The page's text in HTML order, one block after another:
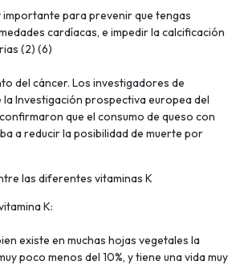
para prevenir que tengas
cardíacas, e impedir la calcificación
(2) (6)
del cáncer. Los investigadores de
la Investigación prospectiva europea del
que el consumo de queso con
a reducir la posibilidad de muerte por
las diferentes vitaminas K
K:
existe en muchas hojas vegetales la
poco menos del 10%, y tiene una vida muy